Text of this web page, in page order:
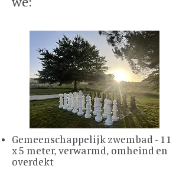
Gemeenschappelijk zwembad - 11
x 5 meter, verwarmd, omheind en
overdekt